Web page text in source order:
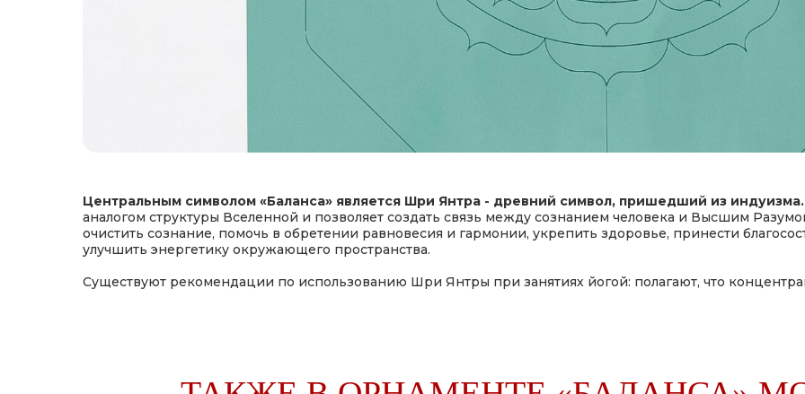
Центральным символом «Баланса» является Шри Янтра - древний символ, пришедший из
аналогом структуры Вселенной и позволяет создать связь между сознанием человека и Высшим
очистить сознание, помочь в обретении равновесия и гармонии, укрепить здоровье, принести
улучшить энергетику окружающего пространства.
Существуют рекомендации по использованию Шри Янтры при занятиях йогой: полагают, что